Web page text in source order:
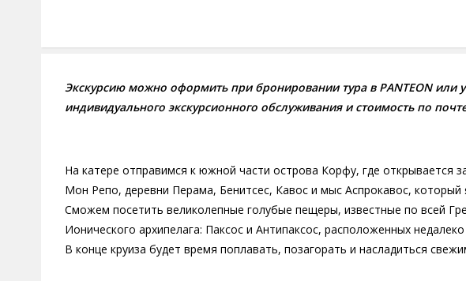
Экскурсию можно оформить при бронировании тура в PANTEON или
индивидуального экскурсионного обслуживания и стоимость по
На катере отправимся к южной части острова Корфу, где открывается
Мон Репо, деревни Перама, Бенитсес, Кавос и мыс Аспрокавос,
Сможем посетить великолепные голубые пещеры, известные по всей
Ионического архипелага: Паксос и Антипаксос, расположенных
В конце круиза будет время поплавать, позагорать и насладиться